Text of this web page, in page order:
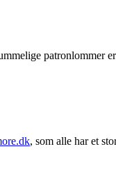
patronlommer
, som alle har et